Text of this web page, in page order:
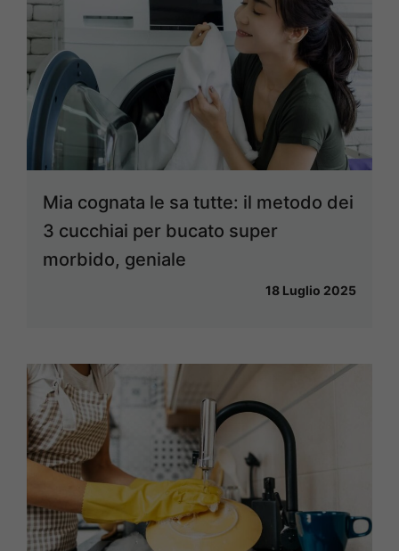
Mia cognata le sa tutte: il metodo dei
3 cucchiai per bucato super
morbido, geniale
18 Luglio 2025